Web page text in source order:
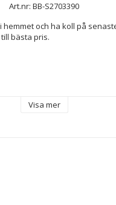
Art.nr: BB-S2703390
till bästa pris.
Visa mer